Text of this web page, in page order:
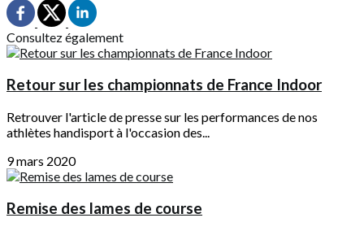
Consultez également
Retour sur les championnats de France Indoor
Retrouver l'article de presse sur les performances de nos
athlètes handisport à l'occasion des...
9 mars 2020
Remise des lames de course